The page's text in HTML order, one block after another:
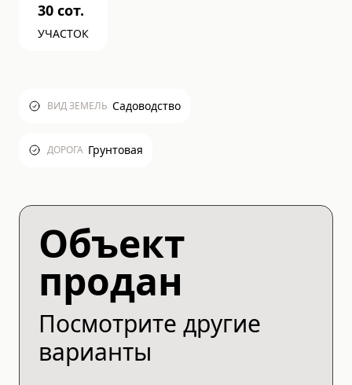
30 сот.
УЧАСТОК
ВИД ЗЕМЕЛЬ Садоводство
ДОРОГА Грунтовая
Объект
продан
Посмотрите другие
варианты